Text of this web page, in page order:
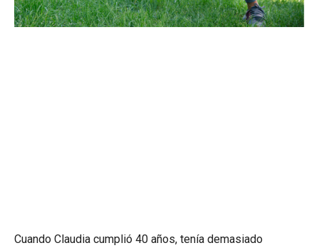
Cuando Claudia cumplió 40 años, tenía demasiado